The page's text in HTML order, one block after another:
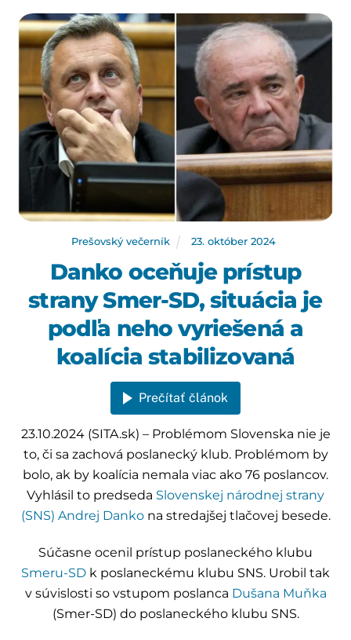
Prešovský večerník 23. október 2024
Danko oceňuje prístup
strany Smer-SD, situácia je
podľa neho vyriešená a
koalícia stabilizovaná
Prečítať článok
23.10.2024 (SITA.sk) – Problémom Slovenska nie je
to, či sa zachová poslanecký klub. Problémom by
bolo, ak by koalícia nemala viac ako 76 poslancov.
Vyhlásil to predseda Slovenskej národnej strany
(SNS) Andrej Dankona stredajšej tlačovej besede.
Súčasne ocenil prístup poslaneckého klubu
Smeru-SD k poslaneckému klubu SNS. Urobil tak
v súvislosti so vstupom poslanca Dušana Muňka
(Smer-SD) do poslaneckého klubu SNS.